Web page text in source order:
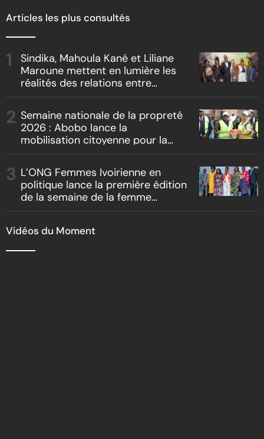
Articles les plus consultés
Sindika, Mahoula Kané et Liliane
Maroune mettent en lumière les
réalités des relations entre
« Boss vs Boss »
Semaine nationale de la propreté
2026 : Abobo lance la
mobilisation citoyenne pour la
L’ONG Femmes Ivoirienne en
politique lance la première édition
de la semaine de la femme
Vidéos du Moment